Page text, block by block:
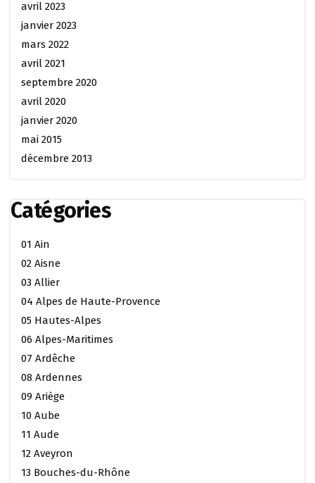
avril 2023
janvier 2023
mars 2022
avril 2021
septembre 2020
avril 2020
janvier 2020
mai 2015
décembre 2013
Catégories
01 Ain
02 Aisne
03 Allier
04 Alpes de Haute-Provence
05 Hautes-Alpes
06 Alpes-Maritimes
07 Ardêche
08 Ardennes
09 Ariège
10 Aube
11 Aude
12 Aveyron
13 Bouches-du-Rhône